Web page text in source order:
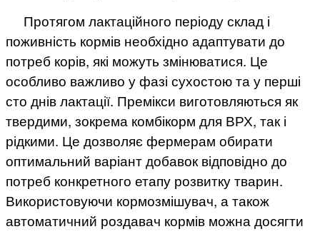
Протягом лактаційного періоду склад і
поживність кормів необхідно адаптувати до
потреб корів, які можуть змінюватися. Це
особливо важливо у фазі сухостою та у перші
сто днів лактації. Премікси виготовляються як
твердими, зокрема комбікорм для ВРХ, так і
рідкими. Це дозволяє фермерам обирати
оптимальний варіант добавок відповідно до
потреб конкретного етапу розвитку тварин.
Використовуючи кормозмішувач, а також
автоматичний роздавач кормів можна досягти